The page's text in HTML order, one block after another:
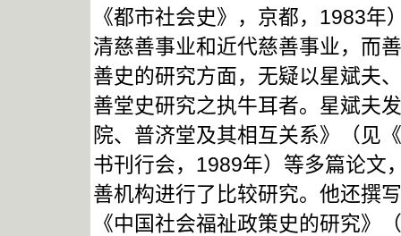
《都市社会史》，京都，1983
清慈善事业和近代慈善事业，而
善史的研究方面，无疑以星斌夫
善堂史研究之执牛耳者。星斌夫
院、普济堂及其相互关系》（见
书刊行会，1989年）等多篇论文
善机构进行了比较研究。他还撰
《中国社会福祉政策史的研究》